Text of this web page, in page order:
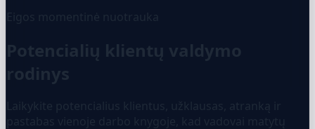
Eigos momentinė nuotrauka
Potencialių klientų valdymo
rodinys
Laikykite potencialius klientus, užklausas, atranką ir
pastabas vienoje darbo knygoje, kad vadovai matytų